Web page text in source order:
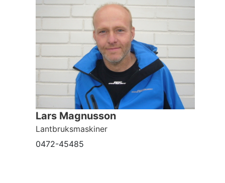
Lars Magnusson
Lantbruksmaskiner
0472-45485